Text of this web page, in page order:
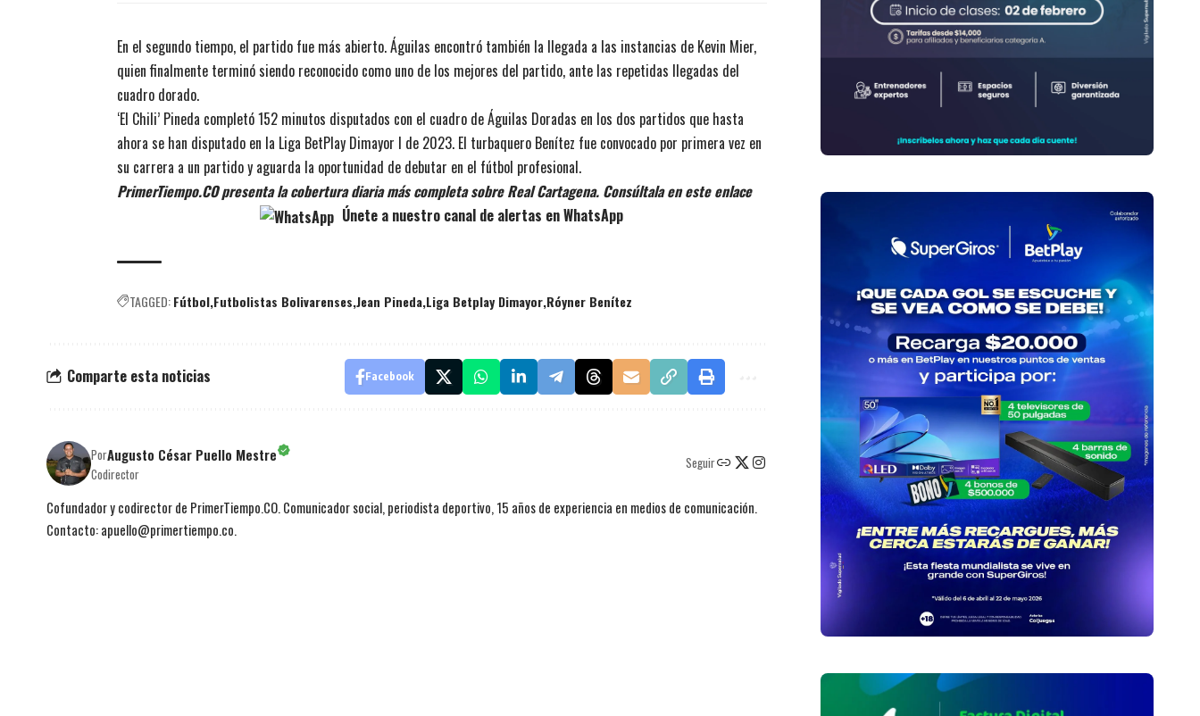
En el segundo tiempo, el partido fue más abierto. Águilas encontró también la llegada a las instancias de Kevin Mier,
quien finalmente terminó siendo reconocido como uno de los mejores del partido, ante las repetidas llegadas del
cuadro dorado.
‘El Chili’ Pineda completó 152 minutos disputados con el cuadro de Águilas Doradas en los dos partidos que hasta
ahora se han disputado en la Liga BetPlay Dimayor I de 2023. El turbaquero Benítez fue convocado por primera vez en
su carrera a un partido y aguarda la oportunidad de debutar en el fútbol profesional.
PrimerTiempo.CO presenta la cobertura diaria más completa sobre Real Cartagena. Consúltala en este enlace
Únete a nuestro canal de alertas en WhatsApp
TAGGED:Fútbol Futbolistas Bolivarenses Jean Pineda Liga Betplay Dimayor Róyner Benítez
Comparte esta noticias Facebook
PorAugusto César Puello Mestre
Codirector
Seguir
Cofundador y codirector de PrimerTiempo.CO. Comunicador social, periodista deportivo, 15 años de experiencia en medios de comunicación.
Contacto: apuello@primertiempo.co.